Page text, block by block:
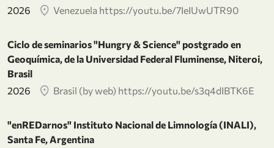
2026
Venezuela https://youtu.be/7IeIUwUTR90
Ciclo de seminarios "Hungry & Science" postgrado en
Geoquímica, de la Universidad Federal Fluminense, Niteroi,
Brasil
2026
Brasil (by web) https://youtu.be/s3q4dIBTK6E
"enREDarnos" Instituto Nacional de Limnología (INALI),
Santa Fe, Argentina